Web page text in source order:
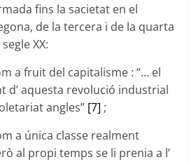
fins la sacietat en el
de la tercera i de la quarta
XX:
a fruit del capitalisme : “… el
d’ aquesta revolució industrial
angles” [7] ;
a única classe realment
al propi temps se li prenia a l’